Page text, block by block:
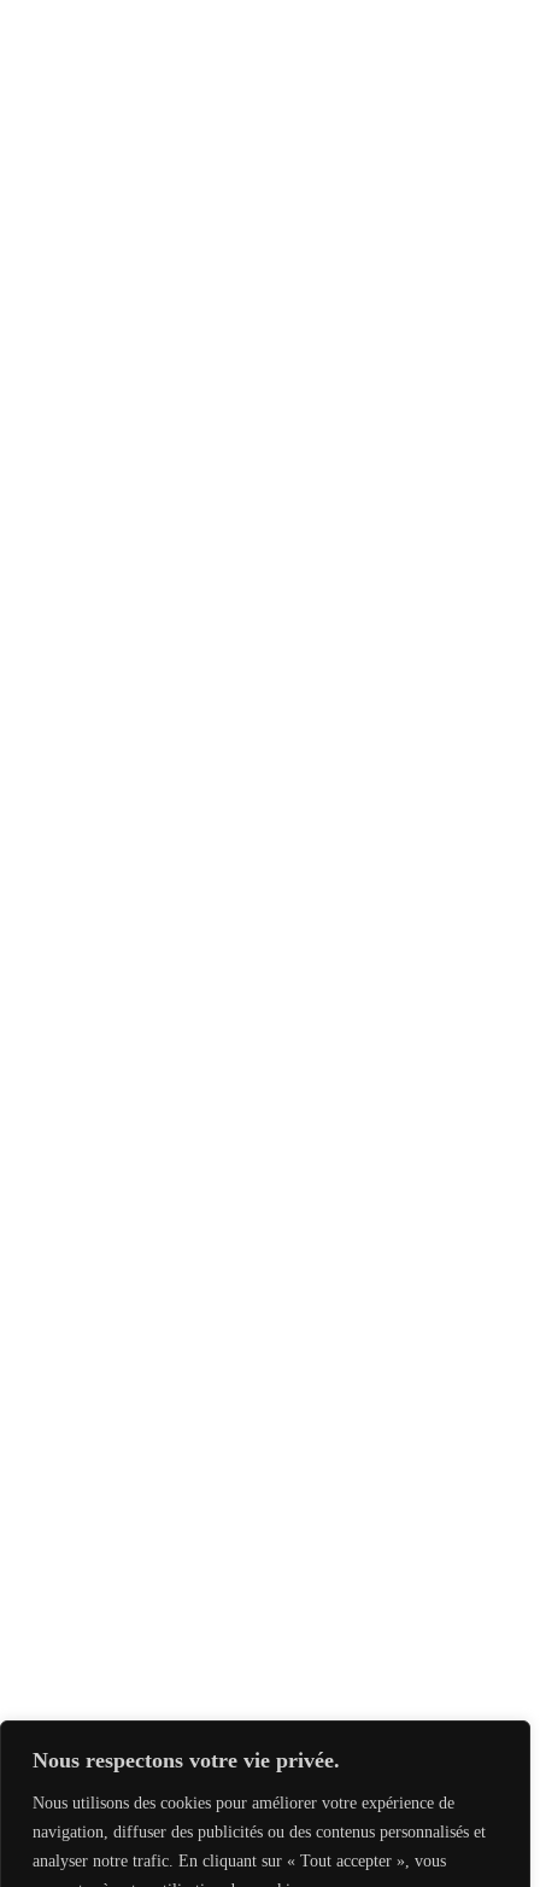
Nous respectons votre vie privée.
Nous utilisons des cookies pour améliorer votre expérience de
navigation, diffuser des publicités ou des contenus personnalisés et
analyser notre trafic. En cliquant sur « Tout accepter », vous